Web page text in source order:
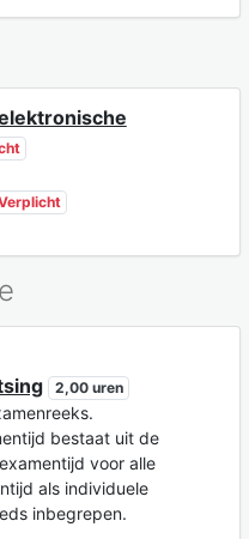
2,00 uren
bestaat uit de
voor alle
als individuele
inbegrepen.